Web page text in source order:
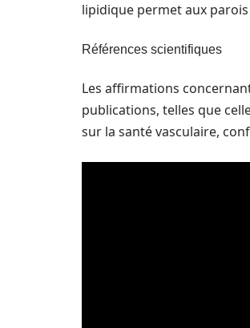
lipidique permet aux
Références scientifiques
Les affirmations
publications, telles que
sur la santé vasculaire,